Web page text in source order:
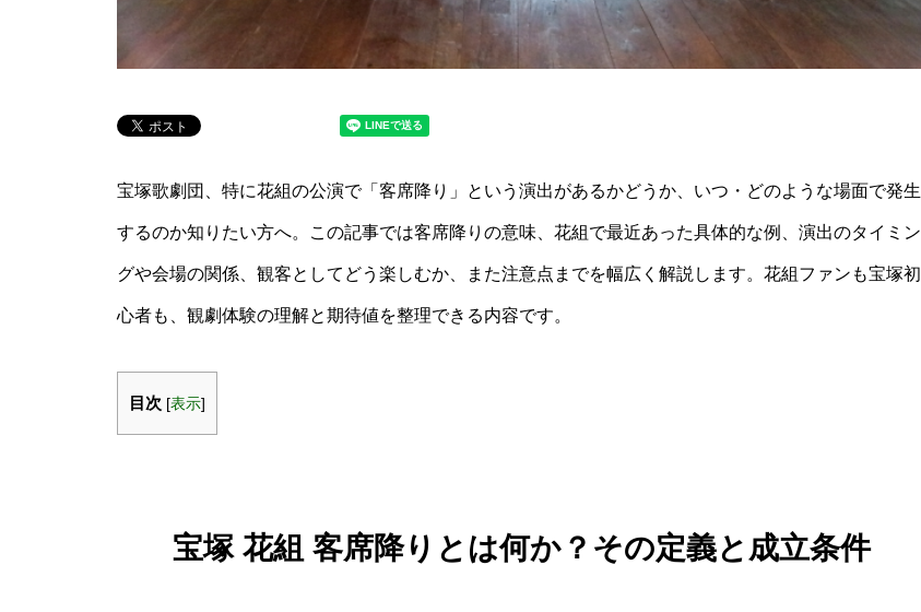
宝塚歌劇団、特に花組の公演で「客席降り」という演出があるかどうか、いつ・どのような場面で発生
するのか知りたい方へ。この記事では客席降りの意味、花組で最近あった具体的な例、演出のタイミン
グや会場の関係、観客としてどう楽しむか、また注意点までを幅広く解説します。花組ファンも宝塚初
心者も、観劇体験の理解と期待値を整理できる内容です。
目次 [表示]
宝塚 花組 客席降りとは何か？その定義と成立条件